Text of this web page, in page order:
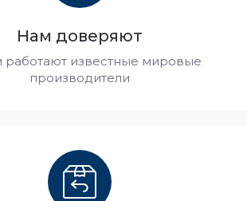
Нам доверяют
работают известные мировые
производители